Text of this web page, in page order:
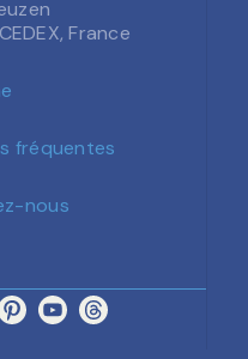
France
fréquentes
nous